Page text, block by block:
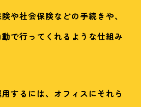
や社会保険などの手続きや、
で行ってくれるような仕組み
するには、オフィスにそれら